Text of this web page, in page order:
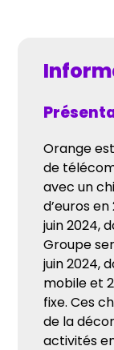
Orange
de
avec un
d’euros
juin 2024,
Groupe
juin 2024,
mobile et
fixe. Ces
de la
activités